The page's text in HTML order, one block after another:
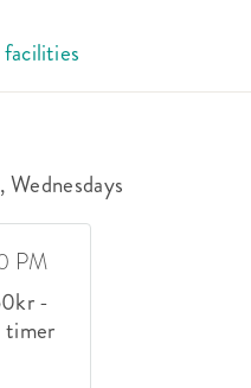
facilities
Wednesdays
PM
-
timer